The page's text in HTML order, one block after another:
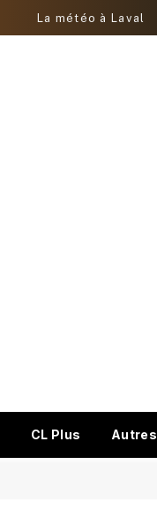
La météo à Laval
CL Plus Autres